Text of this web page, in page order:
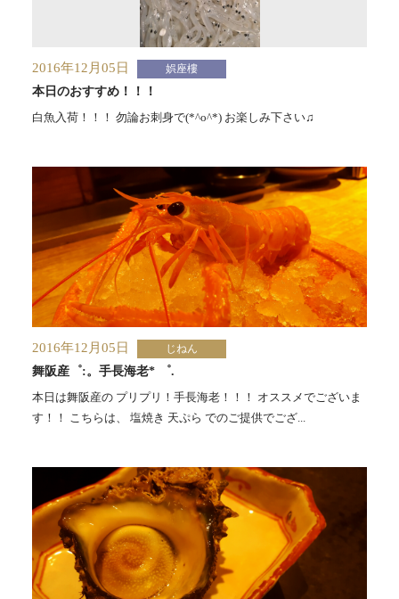
2016年12月05日 娯座樓
本日のおすすめ！！！
白魚入荷！！！ 勿論お刺身で(*^o^*) お楽しみ下さい♫
2016年12月05日 じねん
舞阪産゜:。手長海老* ゜.
本日は舞阪産の プリプリ！手長海老！！！ オススメでございま
す！！ こちらは、 塩焼き 天ぷら でのご提供でござ...